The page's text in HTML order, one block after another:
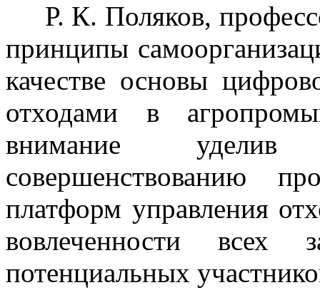
Р. К. Поляков,
принципы
качестве основы
отходами в
внимание уделив
совершенствованию
платформ управления
вовлеченности всех
потенциальных